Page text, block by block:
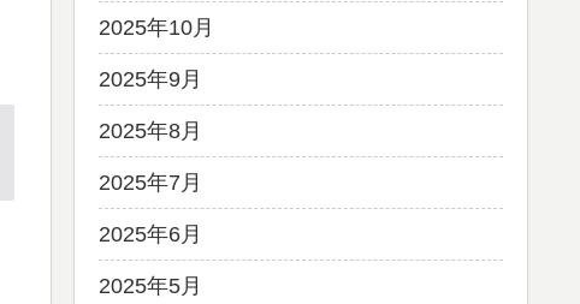
2025年10月
2025年9月
2025年8月
2025年7月
2025年6月
2025年5月